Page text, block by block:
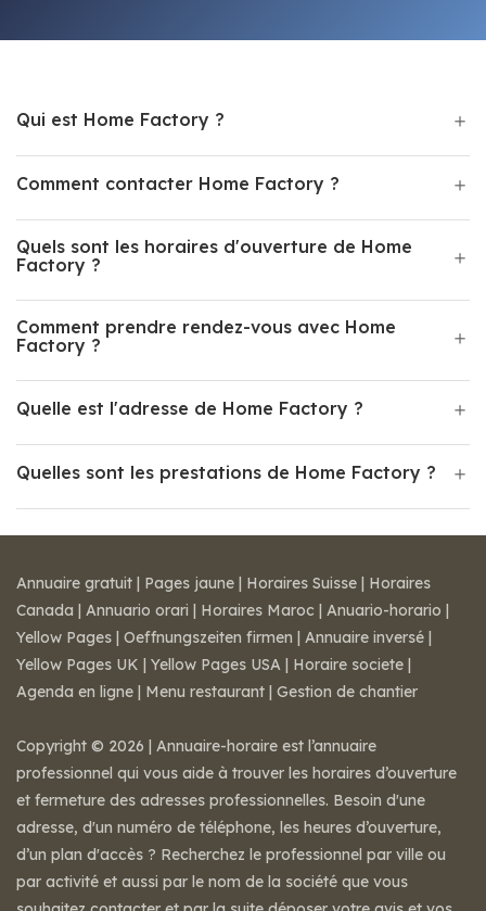
Qui est Home Factory ?
Comment contacter Home Factory ?
Quels sont les horaires d'ouverture de Home
Factory ?
Comment prendre rendez-vous avec Home
Factory ?
Quelle est l'adresse de Home Factory ?
Quelles sont les prestations de Home Factory ?
Annuaire gratuit | Pages jaune | Horaires Suisse | Horaires
Canada | Annuario orari | Horaires Maroc | Anuario-horario |
Yellow Pages | Oeffnungszeiten firmen | Annuaire inversé |
Yellow Pages UK | Yellow Pages USA | Horaire societe |
Agenda en ligne | Menu restaurant | Gestion de chantier
Copyright © 2026 | Annuaire-horaire est l’annuaire
professionnel qui vous aide à trouver les horaires d’ouverture
et fermeture des adresses professionnelles. Besoin d'une
adresse, d'un numéro de téléphone, les heures d’ouverture,
d’un plan d'accès ? Recherchez le professionnel par ville ou
par activité et aussi par le nom de la société que vous